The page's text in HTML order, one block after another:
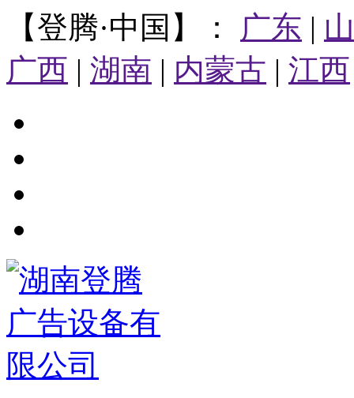
【登腾·中国】： 广东 |
广西 | 湖南 | 内蒙古 | 江西